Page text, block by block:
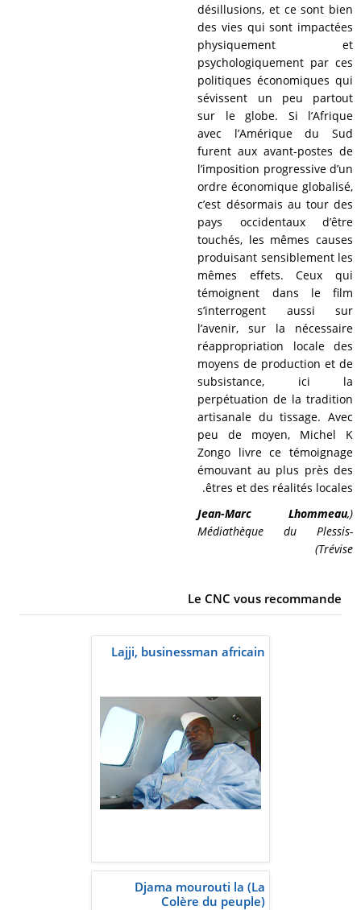
désillusions, et ce sont bien
des vies qui sont impactées
physiquement et
psychologiquement par ces
politiques économiques qui
sévissent un peu partout
sur le globe. Si l’Afrique
avec l’Amérique du Sud
furent aux avant-postes de
l’imposition progressive d’un
ordre économique globalisé,
c’est désormais au tour des
pays occidentaux d’être
touchés, les mêmes causes
produisant sensiblement les
mêmes effets. Ceux qui
témoignent dans le film
s’interrogent aussi sur
l’avenir, sur la nécessaire
réappropriation locale des
moyens de production et de
subsistance, ici la
perpétuation de la tradition
artisanale du tissage. Avec
peu de moyen, Michel K
Zongo livre ce témoignage
émouvant au plus près des
êtres et des réalités locales.
(
Jean-Marc Lhommeau,
Médiathèque du Plessis-
Trévise)
Le CNC vous recommande
Lajji, businessman africain
Djama mourouti la (La
Colère du peuple)